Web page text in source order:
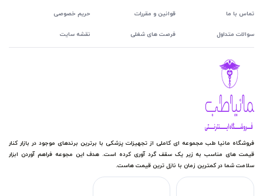
تماس با ما
سوالات متداول
قوانین و مقررات حریم خصوصی
فرصت های شغلی نقشه سایت
فروشگاه مانیا طب مجموعه ای کاملی از تجهیزات پزشکی با برترین برندهای موجود در بازار کنار
قیمت های مناسب به زیر یک سقف گرد آوری کرده است. هدف این مجوعه فراهم آوردن ابزار
سلامت شما در کمترین زمان با نازل ترین قیمت هاست.